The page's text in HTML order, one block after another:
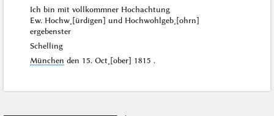
Ich bin mit vollkommner Hochachtung
Ew. Hochw˖[ürdigen] und Hochwohlgeb˖[ohrn]
ergebenster
Schelling
München den 15. Oct˖[ober] 1815 .